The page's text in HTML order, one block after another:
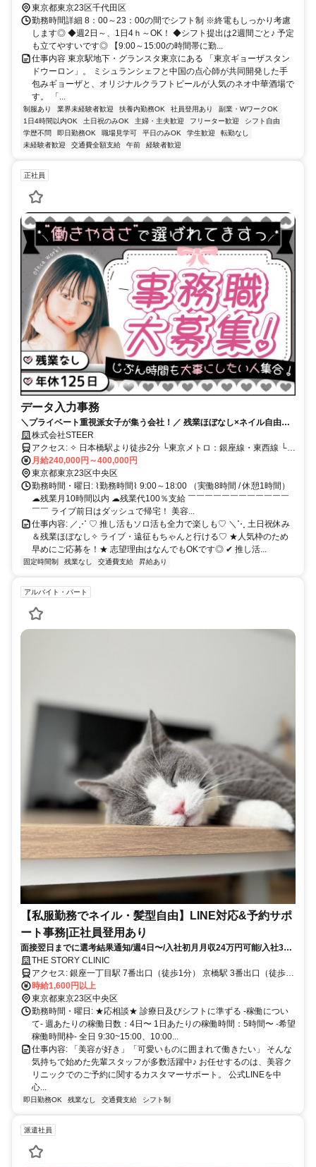
東京都東京23区千代田区
勤務時間詳細 8：00～23：00の間でシフト制 ※終電もしっかり考慮
します◎ ◆週2日～、1日4ｈ～OK！ ◆シフト提出は2週間ごと♪ 予定
も立てやすいです◎ 【9:00～15:00の時間帯に勤...
仕事内容 東京駅地下・グランスタ東京にある 「東京ギョーザスタン
ドウーロン」。 ミシュランシェフと中国の点心師が共同開発した手
包みギョーザと、オリジナルクラフトビールが人気のネオ中華酒場で
す。 「...
制服あり 業界未経験者歓迎 扶養内勤務OK 社員登用あり
副業・WワークOK
1日4時間以内OK
土日祝のみOK 主婦・主夫歓迎 フリーター歓迎
シフト自由
学歴不問
即日勤務OK 職場見学可 平日のみOK 学生歓迎
転勤なし
未経験者歓迎
交通費全額支給 午前 経験者歓迎
正社員
データ入力事務
＼プライベート重視派女子が集う会社！／ 残業ほぼなし×ネイル自由！
土日祝休み＆年間休日125日
株式会社STEER
アクセス: ✧ 日本橋駅より徒歩2分 └東京メトロ：銀座線・東西線 └都
営地下鉄：浅草線 ✧ 東京駅より徒歩7分 └JR：山手線・京浜東北線・
中央線 ・東海道線・横須賀線・総武線快速 など └東京メトロ：丸ノ
内線 ✧ 京橋駅より徒歩5分 └東京メトロ：銀座線 新宿駅・渋谷駅・池
袋駅・品川駅など、 主要ターミナル駅へのアクセスも良好◎ 仕事終
わりのお買い物や推し活、 友達との予定も立てやすい立地です❤︎
月給240,000円～400,000円
東京都東京23区中央区
勤務時間・曜日: ⌇勤務時間⌇ 9:00～18:00 （実働8時間 / 休憩1時間）
☁残業月10時間以内 ☁残業代100％支給 ￣￣￣￣￣￣￣￣￣￣￣￣
￣￣ ライブ前日はダッシュで帰宅！ 美容...
仕事内容: ／⋰ ♡ 推し活もソロ活も全力で楽しも♡ ＼⋱ 土日祝休み
＆残業ほぼなし✧ ライブ・遠征もちゃんと行ける♡ ★人気枠のため
早めにご応募を！★ 志望理由はなんでもOKです◎ ✔ 推し活...
固定時間制 残業なし 交通費支給 昇給あり
アルバイト・パート
【私服勤務でネイル・髪型自由】LINE対応&予約サポ
ート事務|正社員登用あり
面接翌日までに選考結果通知/週4日〜/入社初月月収24万円可能/入社3か
月で昇給実績も多数/美容・ご褒美スイーツなど福利厚生充実
THE STORY CLINIC
アクセス: 銀座一丁目駅 7番出口（徒歩1分） 京橋駅 3番出口（徒歩1
分） JR有楽町駅 京橋口（徒歩6分）
時給1,600円以上
東京都東京23区中央区
勤務時間・曜日: ★応相談★ 診療日及びシフトに準ずる -稼働につい
て- 週あたりの稼働日数：4日〜 1日あたりの稼働時間：5時間〜 -希望
稼働時間枠- 全日 9:30~15:00、10:00...
仕事内容: 「美容が好き」「可愛いものに囲まれて働きたい」 そんな
気持ちで始めた先輩スタッフが多数活躍中♪ お任せするのは、美容ク
リニックでのご予約に関するカスタマーサポート。 公式LINEを中
心...
即日勤務OK 残業なし 交通費支給 シフト制
派遣社員